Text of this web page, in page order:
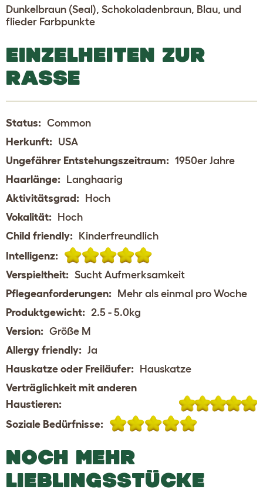
Dunkelbraun (Seal), Schokoladenbraun, Blau, und
flieder Farbpunkte
EINZELHEITEN ZUR
RASSE
Status: Common
Herkunft: USA
Ungefährer Entstehungszeitraum: 1950er Jahre
Haarlänge: Langhaarig
Aktivitätsgrad: Hoch
Vokalität: Hoch
Child friendly: Kinderfreundlich
Intelligenz:
Verspieltheit: Sucht Aufmerksamkeit
Pflegeanforderungen: Mehr als einmal pro Woche
Produktgewicht: 2.5 - 5.0kg
Version: Größe M
Allergy friendly: Ja
Hauskatze oder Freiläufer: Hauskatze
Verträglichkeit mit anderen
Haustieren:
Soziale Bedürfnisse:
NOCH MEHR
LIEBLINGSSTÜCKE